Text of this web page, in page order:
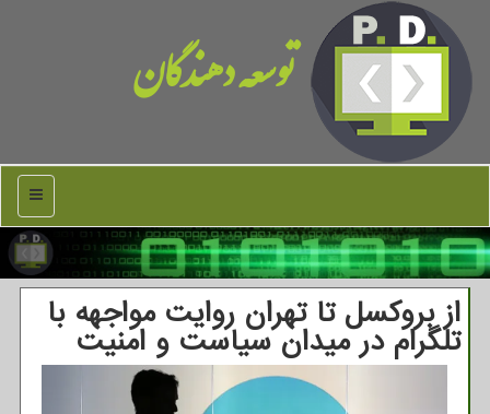
توسعه دهندگان
منو
از بروکسل تا تهران روایت مواجهه با
تلگرام در میدان سیاست و امنیت